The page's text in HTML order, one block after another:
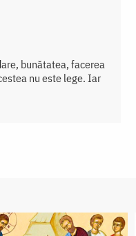
bunătatea, facerea
nu este lege. Iar